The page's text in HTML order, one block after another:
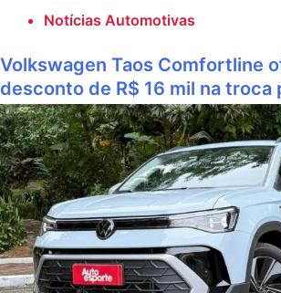
Notícias Automotivas
Volkswagen Taos Comfortline
desconto de R$ 16 mil na troca